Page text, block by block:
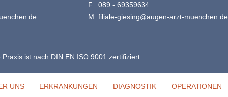
F: 089 - 69359634
M: filiale-giesing@augen-arzt-muenchen.de
Praxis ist nach DIN EN ISO 9001 zertifiziert.
UNS ERKRANKUNGEN DIAGNOSTIK OPERATIONEN